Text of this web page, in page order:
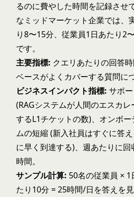
るのに費やした時間を記録させ
なミッドマーケット企業では、
り8〜15分、従業員1日あたり2
です。
主要指標: クエリあたりの回答
ベースがよくカバーする質問に
ビジネスインパクト指標: サポ
(RAGシステムが人間のエスカ
するL1チケットの数)、オンボ
ムの短縮 (新入社員はすぐに答
に早く到達する)、週あたりに回
時間。
サンプル計算: 50名の従業員 ×
たり10分 = 25時間/日を答えを